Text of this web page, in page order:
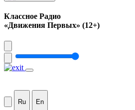
Классное Радио
«Движения Первых» (12+)
Ru En